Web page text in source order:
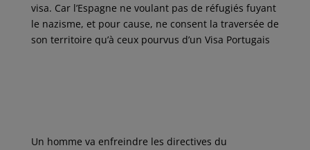
visa. Car l’Espagne ne voulant pas de réfugiés fuyant
le nazisme, et pour cause, ne consent la traversée de
son territoire qu’à ceux pourvus d’un Visa Portugais
Un homme va enfreindre les directives du